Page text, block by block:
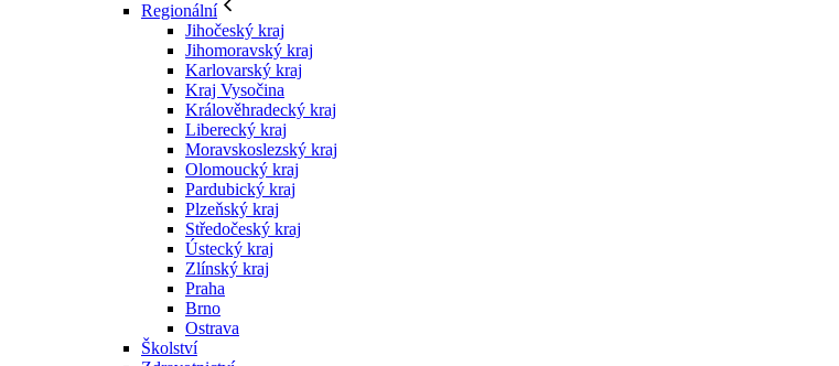
Regionální
Jihočeský kraj
Jihomoravský kraj
Karlovarský kraj
Kraj Vysočina
Králověhradecký kraj
Liberecký kraj
Moravskoslezský kraj
Olomoucký kraj
Pardubický kraj
Plzeňský kraj
Středočeský kraj
Ústecký kraj
Zlínský kraj
Praha
Brno
Ostrava
Školství